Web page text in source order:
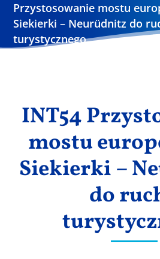
Aktualności
Przystosowanie mostu
Siekierki – Neurüdnitz do
turystycznego
INT54
mostu
Siekierki –
do